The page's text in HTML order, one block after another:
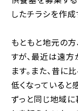
したチラシを作成
もともと地元の
すが、最近は遠方
ます。また、昔
低くなっていると
ずっと同じ地域に